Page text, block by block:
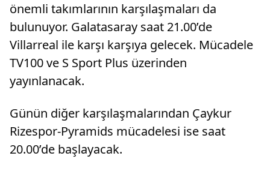
önemli takımlarının karşılaşmaları da
bulunuyor. Galatasaray saat 21.00’de
Villarreal ile karşı karşıya gelecek. Mücadele
TV100 ve S Sport Plus üzerinden
yayınlanacak.
Günün diğer karşılaşmalarından Çaykur
Rizespor-Pyramids mücadelesi ise saat
20.00’de başlayacak.